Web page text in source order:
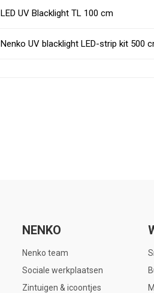
LED UV Blacklight TL 100 cm
Nenko UV blacklight LED-strip kit 500
NENKO
Nenko team
Sociale werkplaatsen
Zintuigen & icoontjes